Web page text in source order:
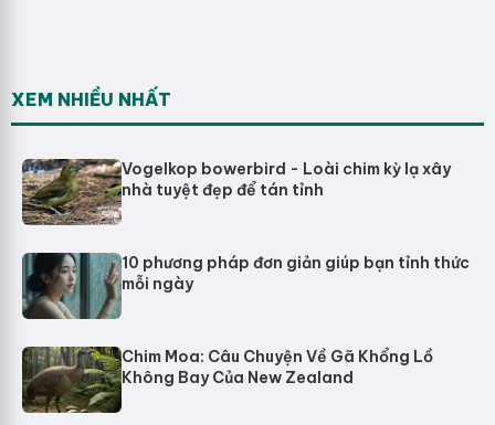
XEM NHIỀU NHẤT
Vogelkop bowerbird - Loài chim kỳ lạ xây
nhà tuyệt đẹp để tán tỉnh
10 phương pháp đơn giản giúp bạn tỉnh thức
mỗi ngày
Chim Moa: Câu Chuyện Về Gã Khổng Lồ
Không Bay Của New Zealand